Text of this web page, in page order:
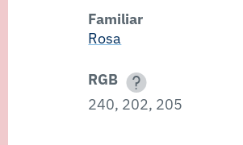
Familiar
Rosa
RGB
240, 202, 205